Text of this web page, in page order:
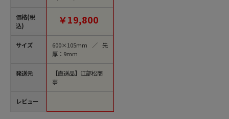
価格(税
込)
サイズ
発送元
レビュー
（ご注文単位1個）
【直送品】
￥19,800
600×105mm／先
厚：9mm
【直送品】江部松商
事